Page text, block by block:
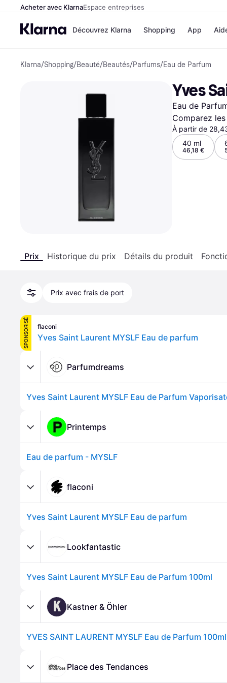
Acheter avec KlarnaEspace entreprises
Découvrez Klarna
Options de
paiement
Payer maintenant
Paiement en 3 fois
Paiement à 30 jours
Klarna sur Apple Pay
Shopping
Magasins
Airbnb
Temu
JD Sports
Voir tous les
App
Klarna/Shopping/Beauté/Beautés/Parfums/Eau de Parfum
Yves
Eau de
Comparez
À partir de
40 ml
46,18 €
Prix Historique du prix Détails du produit
Prix avec frais de port
SPONSORISÉ flaconi
Yves Saint Laurent MYSLF Eau de parfum
Parfumdreams
Printemps
Eau de parfum - MYSLF
flaconi
Yves Saint Laurent MYSLF Eau de parfum
Lookfantastic
Yves Saint Laurent MYSLF Eau de Parfum 100ml
K Kastner & Öhler
Place des Tendances